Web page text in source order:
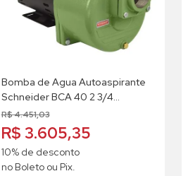
Bomba de Agua Autoaspirante
Schneider BCA 40 2 3/4
Monofasico
R$4.451,03
R$ 3.605,35
10% de desconto
no Boleto ou Pix.